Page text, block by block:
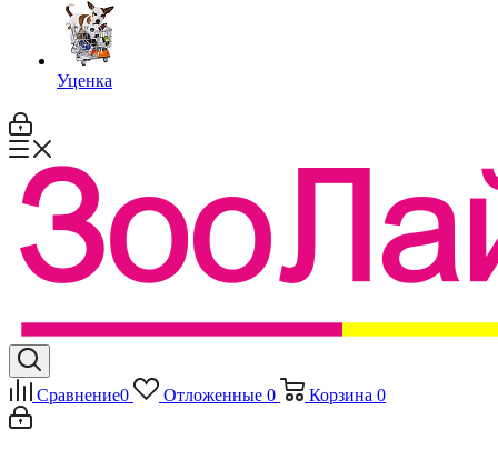
Уценка
Сравнение0 Отложенные 0 Корзина 0